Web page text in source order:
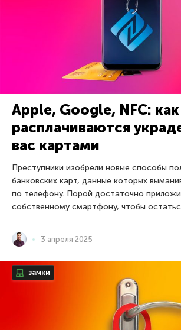
Apple, Google, NFC: как
расплачиваются
вас картами
Преступники изобрели новые способы
банковских карт, данные которых
по телефону. Порой достаточно
собственному смартфону, чтобы
3 апреля 2025
замки